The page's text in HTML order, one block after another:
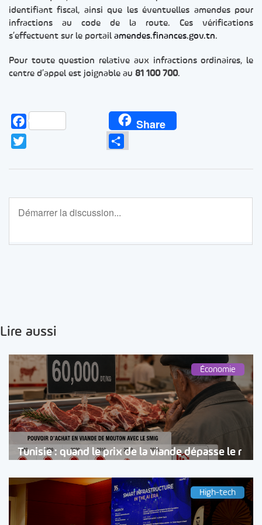
identifiant fiscal, ainsi que les éventuelles amendes pour
infractions au code de la route. Ces vérifications
s’effectuent sur le portail amendes.finances.gov.tn.
Pour toute question relative aux infractions ordinaires, le
centre d’appel est joignable au 81 100 700.
Facebook Share
Lire aussi
Économie
Tunisie : quand le prix de la viande dépasse le r
High-tech